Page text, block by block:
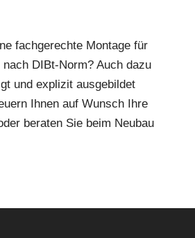
fachgerechte Montage für
DIBt-Norm? Auch dazu
und explizit ausgebildet
Ihnen auf Wunsch Ihre
beraten Sie beim Neubau